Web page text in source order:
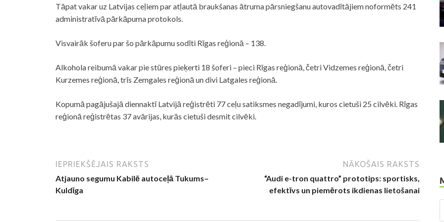
Tāpat vakar uz Latvijas ceļiem par atļautā braukšanas ātruma pārsniegšanu autovadītājiem noformēts 241
administratīvā pārkāpuma protokols.
Visvairāk šoferu par šo pārkāpumu sodīti Rīgas reģionā – 138.
Alkohola reibumā vakar pie stūres pieķerti 18 šoferi – pieci Rīgas reģionā, četri Vidzemes reģionā, četri
Kurzemes reģionā, trīs Zemgales reģionā un divi Latgales reģionā.
Kopumā pagājušajā diennaktī Latvijā reģistrēti 77 ceļu satiksmes negadījumi, kuros cietuši 25 cilvēki. Rīgas
reģionā reģistrētas 37 avārijas, kurās cietuši desmit cilvēki.
IEPRIEKŠĒJAIS RAKSTS
Atjauno segumu Kabilē autoceļā Tukums–
Kuldīga
NĀKOŠAIS RAKSTS
“Audi e-tron quattro” prototips: sportisks,
efektīvs un piemērots ikdienas lietošanai